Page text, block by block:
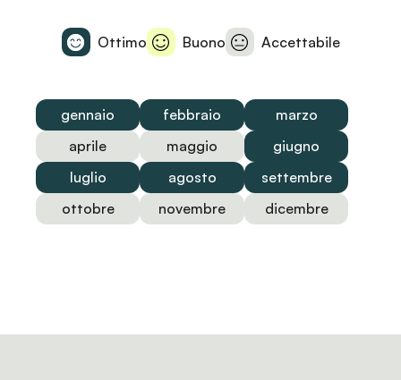
Ottimo Buono Accettabile
gennaio febbraio
marzo
aprile
maggio
giugno
luglio
agosto
settembre
ottobre
novembre dicembre